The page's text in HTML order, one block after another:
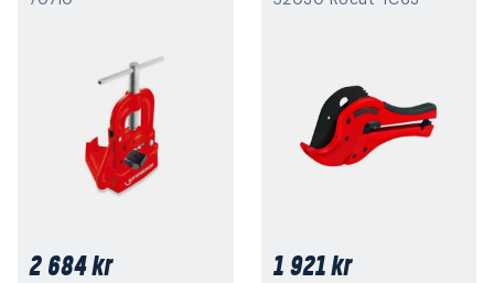
2 684 kr 1 921 kr